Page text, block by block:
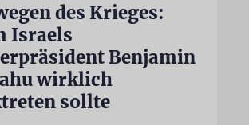
des Krieges:
Israels
Benjamin
wirklich
sollte